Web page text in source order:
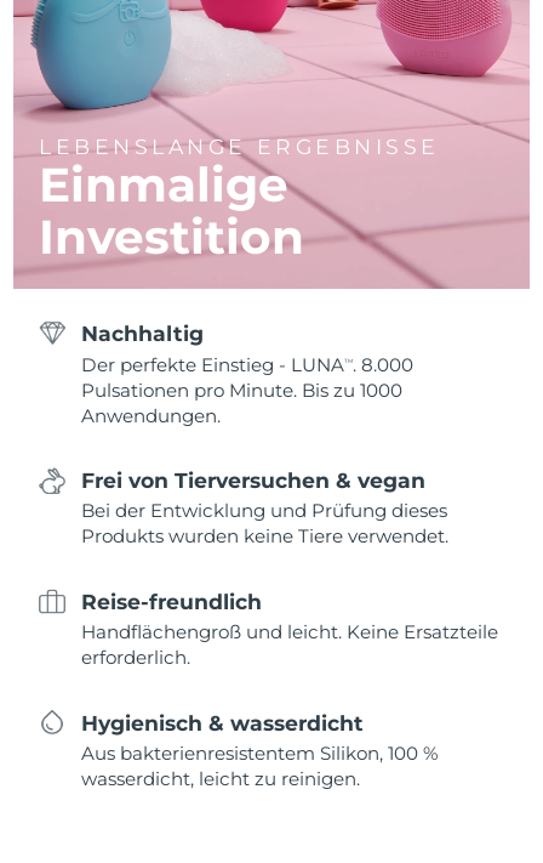
LEBENSLANGE ERGEBNISSE
Einmalige
Investition
Nachhaltig
Der perfekte Einstieg - LUNATM . 8.000
Pulsationen pro Minute. Bis zu 1000
Anwendungen.
Frei von Tierversuchen & vegan
Bei der Entwicklung und Prüfung dieses
Produkts wurden keine Tiere verwendet.
Reise-freundlich
Handflächengroß und leicht. Keine Ersatzteile
erforderlich.
Hygienisch & wasserdicht
Aus bakterienresistentem Silikon, 100 %
wasserdicht, leicht zu reinigen.